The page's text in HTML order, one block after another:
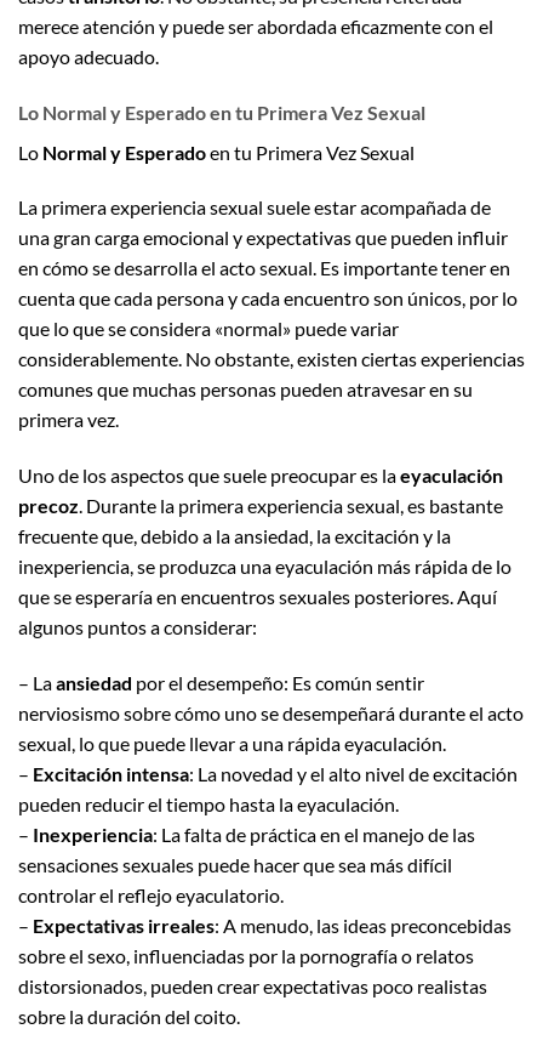
merece atención y puede ser abordada eficazmente con el
apoyo adecuado.
Lo Normal y Esperado en tu Primera Vez Sexual
Lo Normal y Esperadoen tu Primera Vez Sexual
La primera experiencia sexual suele estar acompañada de
una gran carga emocional y expectativas que pueden influir
en cómo se desarrolla el acto sexual. Es importante tener en
cuenta que cada persona y cada encuentro son únicos, por lo
que lo que se considera «normal» puede variar
considerablemente. No obstante, existen ciertas experiencias
comunes que muchas personas pueden atravesar en su
primera vez.
Uno de los aspectos que suele preocupar es laeyaculación
precoz. Durante la primera experiencia sexual, es bastante
frecuente que, debido a la ansiedad, la excitación y la
inexperiencia, se produzca una eyaculación más rápida de lo
que se esperaría en encuentros sexuales posteriores. Aquí
algunos puntos a considerar:
– Laansiedad por el desempeño: Es común sentir
nerviosismo sobre cómo uno se desempeñará durante el acto
sexual, lo que puede llevar a una rápida eyaculación.
– Excitación intensa: La novedad y el alto nivel de excitación
pueden reducir el tiempo hasta la eyaculación.
– Inexperiencia: La falta de práctica en el manejo de las
sensaciones sexuales puede hacer que sea más difícil
controlar el reflejo eyaculatorio.
– Expectativas irreales: A menudo, las ideas preconcebidas
sobre el sexo, influenciadas por la pornografía o relatos
distorsionados, pueden crear expectativas poco realistas
sobre la duración del coito.